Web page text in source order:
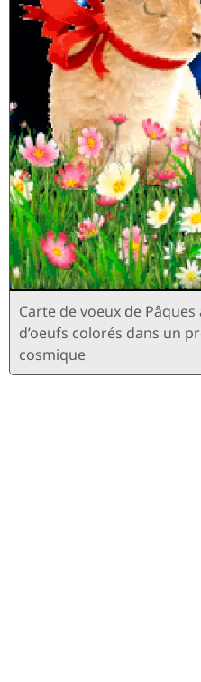
Carte de voeux de
d’oeufs colorés dans un
cosmique